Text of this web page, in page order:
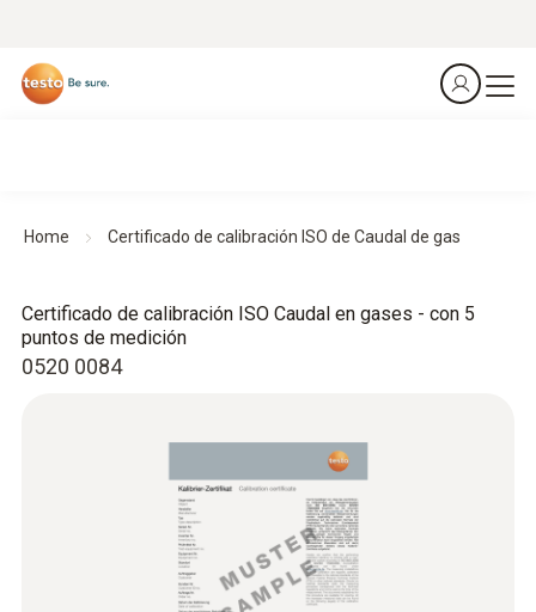
Home Certificado de calibración ISO de Caudal de gas
0520 0084
Certificado de calibración ISO Caudal en gases - con 5
puntos de medición